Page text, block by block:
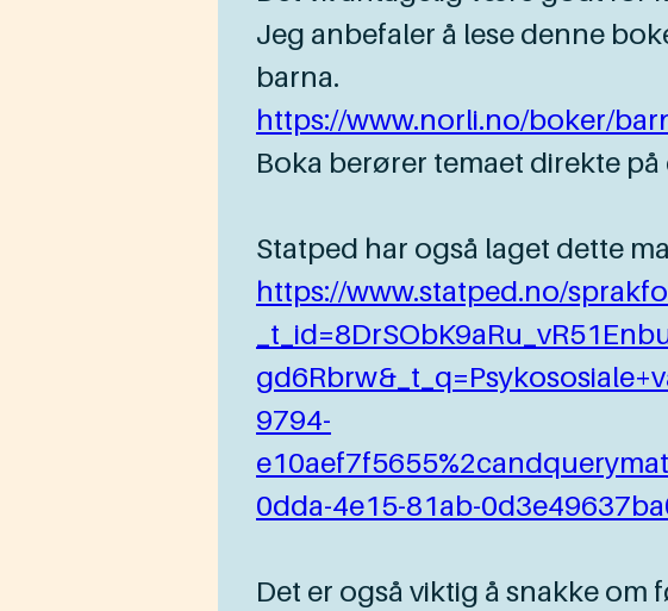
Jeg anbefaler å lese denne
barna.
https://www.norli.no/boker/
Boka berører temaet direkte
Statped har også laget dette
https://www.statped.no/
9794-
0dda-4e15-81ab-
Det er også viktig å snakke om